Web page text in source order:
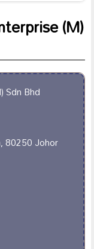
(M)
80250 Johor